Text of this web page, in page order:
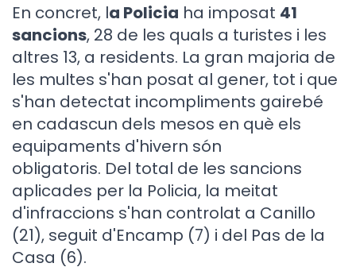
En concret, la Policia ha imposat 41
sancions, 28 de les quals a turistes i les
altres 13, a residents. La gran majoria de
les multes s'han posat al gener, tot i que
s'han detectat incompliments gairebé
en cadascun dels mesos en què els
equipaments d'hivern són
obligatoris. Del total de les sancions
aplicades per la Policia, la meitat
d'infraccions s'han controlat a Canillo
(21), seguit d'Encamp (7) i del Pas de la
Casa (6).